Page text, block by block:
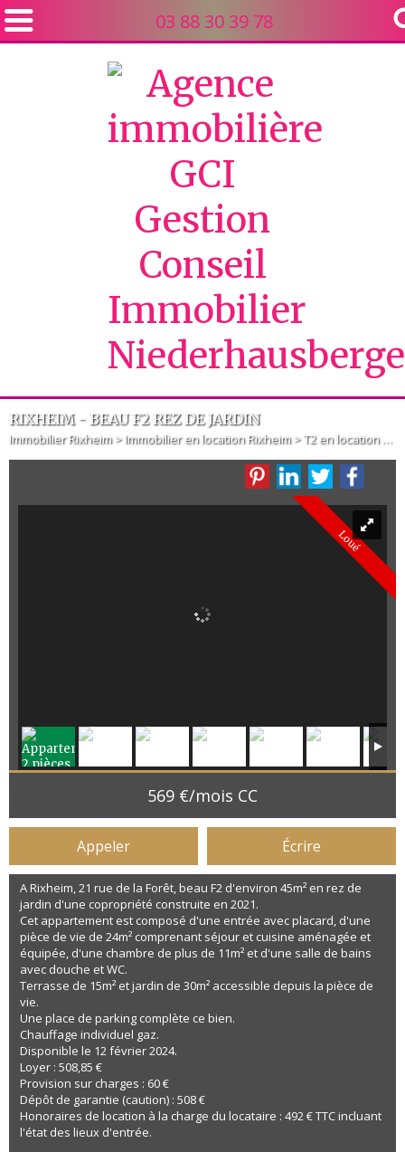
03 88 30 39 78
RIXHEIM - BEAU F2 REZ DE JARDIN
Immobilier Rixheim > Immobilier en location Rixheim >T2 en location Rixheim
Loué
569 €/mois CC
Appeler Écrire
A Rixheim, 21 rue de la Forêt, beau F2 d'environ 45m² en rez de
jardin d'une copropriété construite en 2021.
Cet appartement est composé d'une entrée avec placard, d'une
pièce de vie de 24m² comprenant séjour et cuisine aménagée et
équipée, d'une chambre de plus de 11m² et d'une salle de bains
avec douche et WC.
Terrasse de 15m² et jardin de 30m² accessible depuis la pièce de
vie.
Une place de parking complète ce bien.
Chauffage individuel gaz.
Disponible le 12 février 2024.
Loyer : 508,85 €
Provision sur charges : 60 €
Dépôt de garantie (caution) : 508 €
Honoraires de location à la charge du locataire : 492 € TTC incluant
l'état des lieux d'entrée.